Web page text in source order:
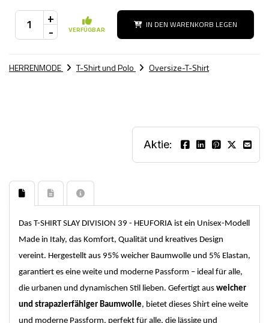
+
- VERFÜGBAR IN DEN WARENKORB LEGEN
HERRENMODE T-Shirt und Polo Oversize-T-Shirt
Aktie:
Das T-SHIRT SLAY DIVISION 39 - HEUFORIA ist ein Unisex-Modell
Made in Italy, das Komfort, Qualität und kreatives Design
vereint. Hergestellt aus 95% weicher Baumwolle und 5% Elastan,
garantiert es eine weite und moderne Passform – ideal für alle,
die urbanen und dynamischen Stil lieben. Gefertigt aus weicher
und strapazierfähiger Baumwolle, bietet dieses Shirt eine weite
und moderne Passform, perfekt für alle, die lässige und